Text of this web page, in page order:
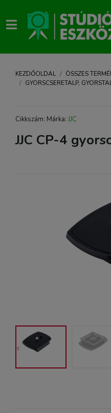
KEZDŐOLDAL ÖSSZES
GYORSCSERETALP,
Cikkszám: Márka: JJC
JJC CP-4